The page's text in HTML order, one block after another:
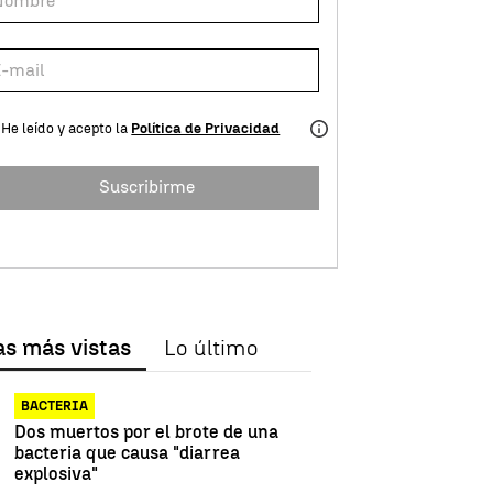
He leído y acepto la Política de Privacidad
Suscribirme
más vistas Lo último
BACTERIA
Dos muertos por el brote de una
bacteria que causa "diarrea
explosiva"